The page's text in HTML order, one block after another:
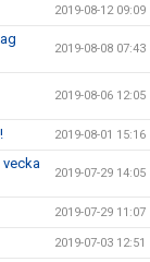
2019-08-12 09:09
2019-08-08 07:43
2019-08-06 12:05
2019-08-01 15:16
vecka
2019-07-29 14:05
2019-07-29 11:07
2019-07-03 12:51